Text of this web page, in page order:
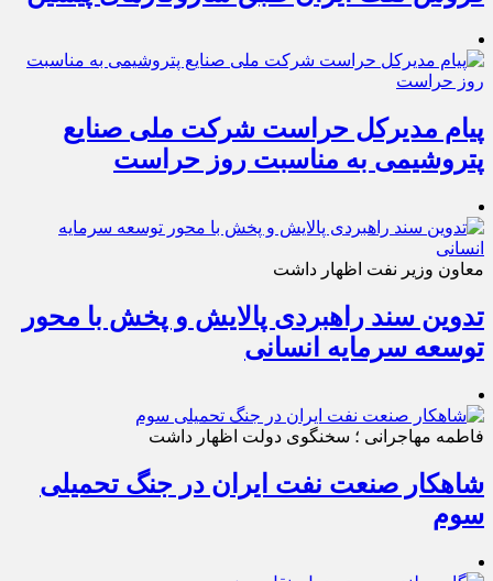
پیام مدیرکل حراست شرکت ملی صنایع
پتروشیمی به مناسبت روز حراست
معاون وزیر نفت اظهار داشت
تدوین سند راهبردی پالایش و پخش با محور
توسعه سرمایه انسانی
فاطمه مهاجرانی ؛ سخنگوی دولت اظهار داشت
شاهکار صنعت نفت ایران در جنگ تحمیلی
سوم